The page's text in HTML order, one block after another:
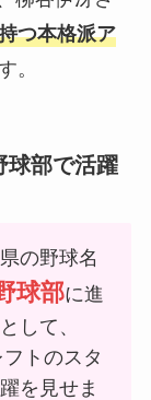
つ本格派ア
。
球部で活躍
の野球名
球部に進
して、
トのスタ
を見せま